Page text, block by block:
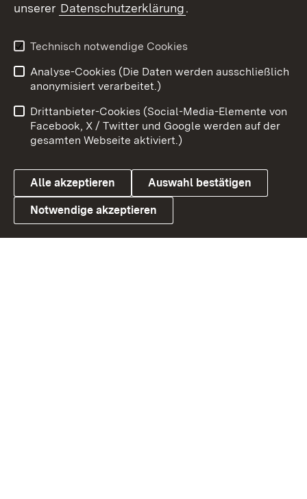
X / Twitter
Youtube
Link zum Landesportal
Benutzungshinweise
Barrierefreiheit
Datenschutz
Cookies
unserer Datenschutzerklärung.
Technisch notwendige Cookies
Analyse-Cookies (Die Daten werden ausschließlich
anonymisiert verarbeitet.)
Drittanbieter-Cookies (Social-Media-Elemente von
Facebook, X / Twitter und Google werden auf der
gesamten Webseite aktiviert.)
Alle akzeptieren Auswahl bestätigen
Notwendige akzeptieren